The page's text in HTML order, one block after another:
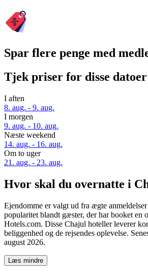
Spar flere penge med
Tjek priser for disse datoer
I aften
8. aug. - 9. aug.
I morgen
9. aug. - 10. aug.
Næste weekend
14. aug. - 16. aug.
Om to uger
21. aug. - 23. aug.
Hvor skal du overnatte i
Ejendomme er valgt ud fra ægte
popularitet blandt gæster, der har booket en
Hotels.com. Disse Chajul hoteller leverer
beliggenhed og de rejsendes oplevelse.
august 2026.
Læs mindre